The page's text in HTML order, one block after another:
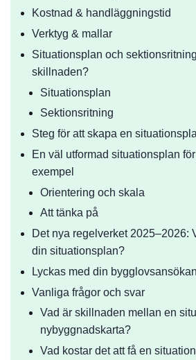
Kostnad & handläggningstid
Verktyg & mallar
Situationsplan och
skillnaden?
Situationsplan
Sektionsritning
Steg för att skapa en
En väl utformad situationsplan
exempel
Orientering och skala
Att tänka på
Det nya regelverket 2025–2026:
din situationsplan?
Lyckas med din bygglovsansökan
Vanliga frågor och svar
Vad är skillnaden mellan en
nybyggnadskarta?
Vad kostar det att få en